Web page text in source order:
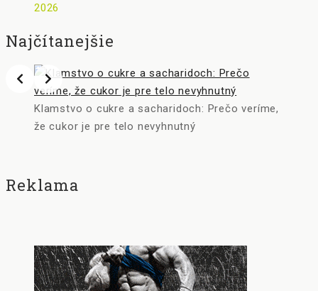
2026
Najčítanejšie
Klamstvo o cukre a sacharidoch: Prečo veríme,
že cukor je pre telo nevyhnutný
Reklama